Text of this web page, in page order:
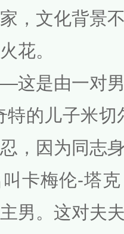
，文化背景
花。
这是由一对
特的儿子米
，因为同志
卡梅伦-塔
男。这对夫